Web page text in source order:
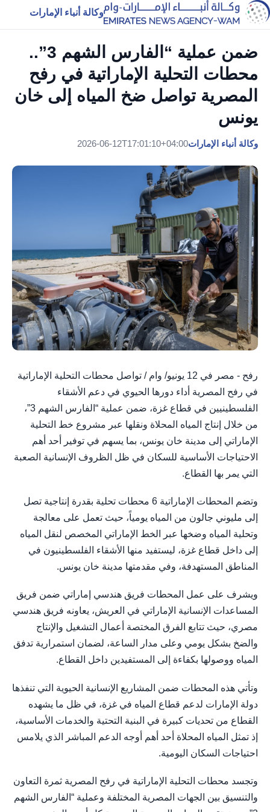
وكالة أنباء الإمارات
ضمن عملية “الفارس الشهم 3”..
محطات التحلية الإماراتية في رفح
المصرية تواصل ضخ المياه إلى خان
يونس
وكالة أنباء الإمارات2026-06-12T17:01:10+04:00
رفح - مصر في 12 يونيو/ وام / تواصل محطات التحلية الإماراتية
في رفح المصرية أداء دورها الحيوي في دعم الأشقاء
الفلسطينيين في قطاع غزة، ضمن عملية “الفارس الشهم 3”،
من خلال إنتاج المياه المحلاة ونقلها عبر مشروع خط التحلية
الإماراتي إلى مدينة خان يونس، بما يسهم في توفير أحد أهم
الاحتياجات الأساسية للسكان في ظل الظروف الإنسانية الصعبة
التي يمر بها القطاع.
وتضم المحطات الإماراتية 6 محطات تحلية بقدرة إنتاجية تصل
إلى مليوني جالون من المياه يومياً، حيث تعمل على معالجة
وتحلية المياه وضخها عبر الخط الإماراتي المخصص لنقل المياه
إلى داخل قطاع غزة، ليستفيد منها الأشقاء الفلسطينيون في
المناطق المستهدفة، وفي مقدمتها مدينة خان يونس.
ويشرف على عمل المحطات فريق هندسي إماراتي ضمن فريق
المساعدات الإنسانية الإماراتي في العريش، يعاونه فريق هندسي
مصري، حيث تتابع الفرق المختصة أعمال التشغيل والإنتاج
والضخ بشكل يومي وعلى مدار الساعة، لضمان استمرارية تدفق
المياه ووصولها بكفاءة إلى المستفيدين داخل القطاع.
وتأتي هذه المحطات ضمن المشاريع الإنسانية الحيوية التي تنفذها
دولة الإمارات لدعم قطاع المياه في غزة، في ظل ما يشهده
القطاع من تحديات كبيرة في البنية التحتية والخدمات الأساسية،
إذ تمثل المياه المحلاة أحد أهم أوجه الدعم المباشر الذي يلامس
احتياجات السكان اليومية.
وتجسد محطات التحلية الإماراتية في رفح المصرية ثمرة التعاون
والتنسيق بين الجهات المصرية المختلفة وعملية “الفارس الشهم